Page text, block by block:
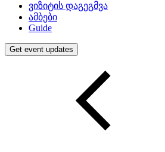
ვიზიტის დაგეგმვა
ამბები
Guide
Get event updates